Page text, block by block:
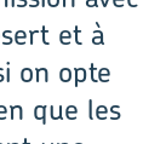
et à
on opte
que les